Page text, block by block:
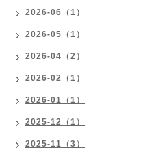
2026-06（1）
2026-05（1）
2026-04（2）
2026-02（1）
2026-01（1）
2025-12（1）
2025-11（3）